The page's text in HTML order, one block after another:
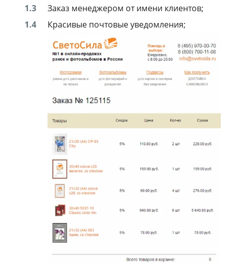
Заказ менеджером от имени клиентов;
Красивые почтовые уведомления;